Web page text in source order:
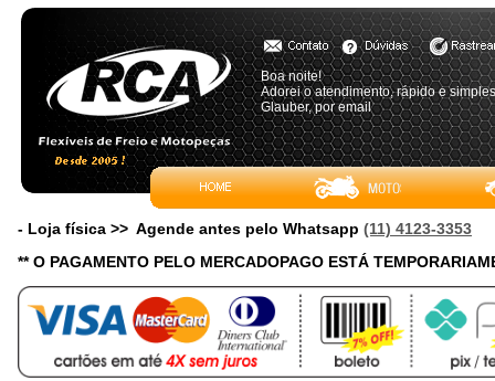
Boa noite!
Adorei o atendimento, rápido e
Glauber, por email
- Loja física >> Agende antes pelo Whatsapp (11) 4123-3353
** O PAGAMENTO PELO MERCADOPAGO ESTÁ